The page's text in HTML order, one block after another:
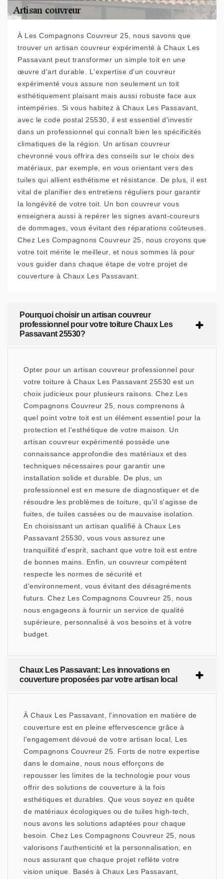
À Les Compagnons Couvreur 25, nous savons que
trouver un artisan couvreur expérimenté à Chaux Les
Passavant peut transformer un simple toit en une
œuvre d'art durable. L'expertise d'un couvreur
expérimenté vous assure non seulement un toit
esthétiquement plaisant mais aussi robuste face aux
intempéries. Si vous habitez à Chaux Les Passavant,
avec le code postal 25530, il est essentiel d'investir
dans un professionnel qui connaît bien les spécificités
climatiques de la région. Un artisan couvreur
chevronné vous offrira des conseils sur le choix des
matériaux, par exemple, en vous orientant vers des
tuiles qui allient esthétisme et résistance. De plus, il est
vital de planifier des entretiens réguliers pour garantir
la longévité de votre toit. Un bon couvreur vous
enseignera aussi à repérer les signes avant-coureurs
de dommages, vous évitant des réparations coûteuses.
Chez Les Compagnons Couvreur 25, nous croyons que
votre toit mérite le meilleur, et nous sommes là pour
vous guider dans chaque étape de votre projet de
couverture à Chaux Les Passavant.
Pourquoi choisir un artisan couvreur
professionnel pour votre toiture Chaux Les
Passavant 25530?
Opter pour un artisan couvreur professionnel pour
votre toiture à Chaux Les Passavant 25530 est un
choix judicieux pour plusieurs raisons. Chez Les
Compagnons Couvreur 25, nous comprenons à
quel point votre toit est un élément essentiel pour la
protection et l'esthétique de votre maison. Un
artisan couvreur expérimenté possède une
connaissance approfondie des matériaux et des
techniques nécessaires pour garantir une
installation solide et durable. De plus, un
professionnel est en mesure de diagnostiquer et de
résoudre les problèmes de toiture, qu'il s'agisse de
fuites, de tuiles cassées ou de mauvaise isolation.
En choisissant un artisan qualifié à Chaux Les
Passavant 25530, vous vous assurez une
tranquillité d'esprit, sachant que votre toit est entre
de bonnes mains. Enfin, un couvreur compétent
respecte les normes de sécurité et
d'environnement, vous évitant des désagréments
futurs. Chez Les Compagnons Couvreur 25, nous
nous engageons à fournir un service de qualité
supérieure, personnalisé à vos besoins et à votre
budget.
Chaux Les Passavant: Les innovations en
couverture proposées par votre artisan local
À Chaux Les Passavant, l'innovation en matière de
couverture est en pleine effervescence grâce à
l'engagement dévoué de votre artisan local, Les
Compagnons Couvreur 25. Forts de notre expertise
dans le domaine, nous nous efforçons de
repousser les limites de la technologie pour vous
offrir des solutions de couverture à la fois
esthétiques et durables. Que vous soyez en quête
de matériaux écologiques ou de tuiles high-tech,
nous avons les solutions adaptées pour chaque
besoin. Chez Les Compagnons Couvreur 25, nous
valorisons l'authenticité et la personnalisation, en
nous assurant que chaque projet reflète votre
vision unique. Basés à Chaux Les Passavant,